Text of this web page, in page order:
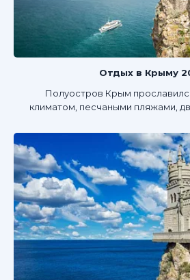
Отдых в Крыму
Полуостров Крым
климатом, песчаными пляжами,